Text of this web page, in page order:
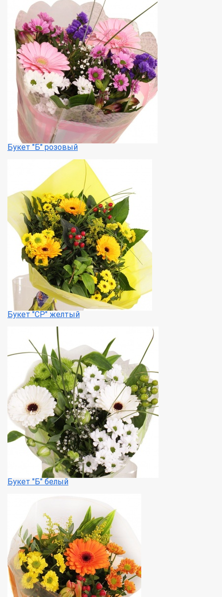
Букет "Б" розовый
Букет "СР" желтый
Букет "Б" белый